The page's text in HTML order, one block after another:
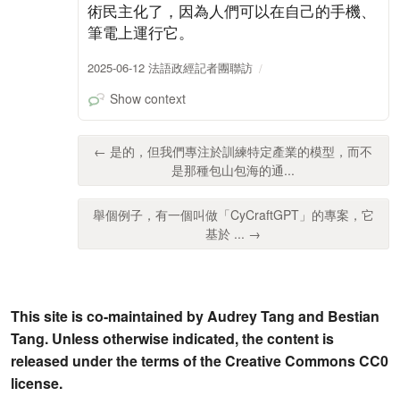
術民主化了，因為人們可以在自己的手機、
筆電上運行它。
2025-06-12 法語政經記者團聯訪
Show context
← 是的，但我們專注於訓練特定產業的模型，而不
是那種包山包海的通...
舉個例子，有一個叫做「CyCraftGPT」的專案，它
基於 ... →
This site is co-maintained by Audrey Tang and Bestian
Tang. Unless otherwise indicated, the content is
released under the terms of the Creative Commons CC0
license.